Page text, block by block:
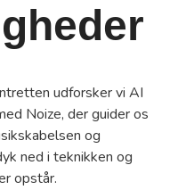
udforsker vi AI
Noize, der guider os
og
ned i teknikken og
opstår.